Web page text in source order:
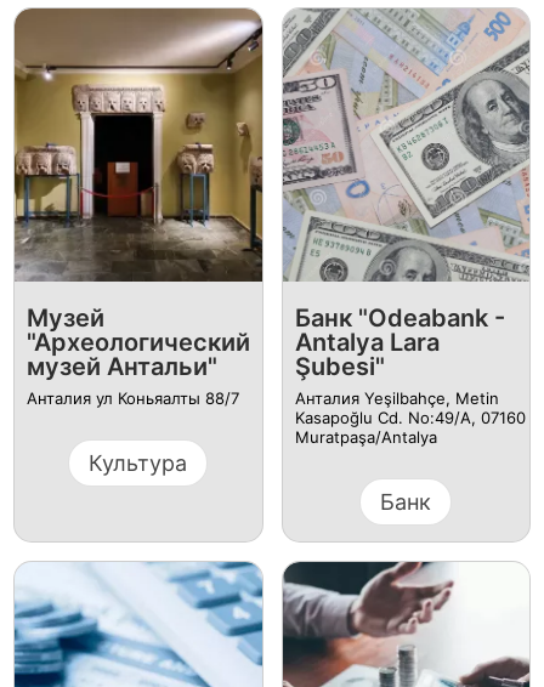
Музей
"Археологический
музей Антальи"
Анталия ул Коньяалты 88/7
Культура
Банк "Odeabank -
Antalya Lara
Şubesi"
Анталия Yeşilbahçe, Metin
Kasapoğlu Cd. No:49/A, 07160
Muratpaşa/Antalya
Банк